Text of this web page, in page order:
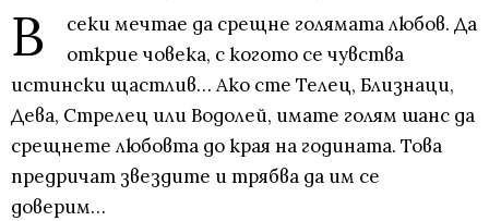
В
секи мечтае да срещне голямата любов. Да
открие човека, с когото се чувства
истински щастлив… Ако сте Телец, Близнаци,
Дева, Стрелец или Водолей, имате голям шанс да
срещнете любовта до края на годината. Това
предричат звездите и трябва да им се
доверим…